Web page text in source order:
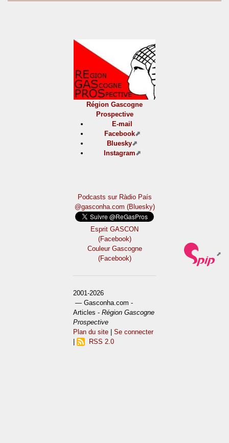
Région Gascogne
Prospective
E-mail
Facebook
Bluesky
Instagram
Podcasts sur Ràdio País
@gasconha.com (Bluesky)
Esprit GASCON
(Facebook)
Couleur Gascogne
(Facebook)
2001-2026
— Gasconha.com -
Articles -Région Gascogne
Prospective
Plan du site |Se connecter
RSS 2.0